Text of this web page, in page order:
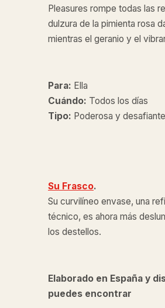
Pleasures rompe todas las
dulzura de la pimienta rosa
mientras el geranio y el
Para: Ella
Cuándo: Todos los días
Tipo: Poderosa y desafiante
Su Frasco.
Su curvilíneo envase, una
técnico, es ahora más
los destellos.
Elaborado en España y
puedes encontrar